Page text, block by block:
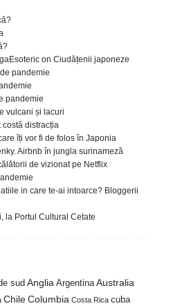
on Ciudățenii japoneze
pandemie
pandemie
vulcani și lacuri
costă distracția
îți vor fi de folos în Japonia
Airbnb în jungla surinameză
de vizionat pe Netflix
in care te-ai intoarce? Bloggerii
la Portul Cultural Cetate
sud Anglia Argentina Australia
Chile Columbia Costa Rica cuba